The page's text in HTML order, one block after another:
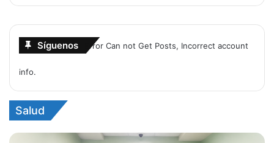
Síguenos Error Can not Get Posts, Incorrect account
info.
Salud